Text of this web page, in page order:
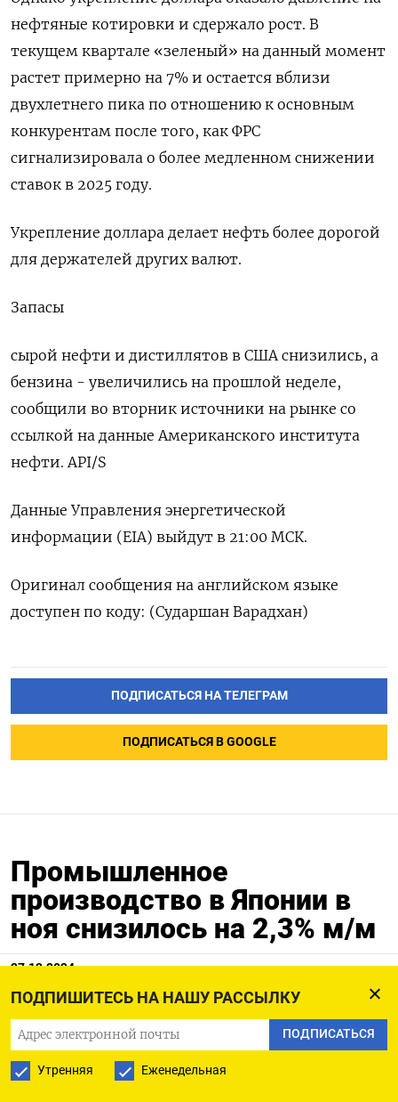
ПОДПИШИТЕСЬ НА НАШУ РАССЫЛКУ
ПОДПИСАТЬСЯ
Утренняя Еженедельная
нефтяные котировки и сдержало рост. В
текущем квартале «зеленый» на данный момент
растет примерно на 7% и остается вблизи
двухлетнего пика по отношению к основным
конкурентам после того, как ФРС
сигнализировала о более медленном снижении
ставок в 2025 году.
Укрепление доллара делает нефть более дорогой
для держателей других валют.
Запасы
сырой нефти и дистиллятов в США снизились, а
бензина - увеличились на прошлой неделе,
сообщили во вторник источники на рынке со
ссылкой на данные Американского института
нефти. API/S
Данные Управления энергетической
информации (EIA) выйдут в 21:00 МСК.
Оригинал сообщения на английском языке
доступен по коду: (Сударшан Варадхан)
ПОДПИСАТЬСЯ НА ТЕЛЕГРАМ
ПОДПИСАТЬСЯ В GOOGLE
Промышленное
производство в Японии в
ноя снизилось на 2,3% м/м
27.12.2024
27 дек (Рейтер) - Объем промышленного
производства в Японии в ноябре сократился на